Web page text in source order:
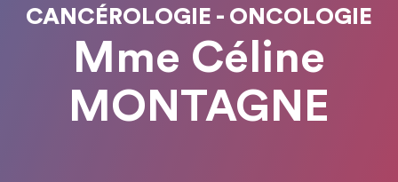
CANCÉROLOGIE - ONCOLOGIE
Mme Céline
MONTAGNE